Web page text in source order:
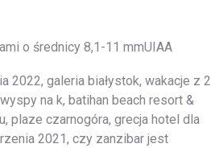
o średnicy 8,1-11 mmUIAA
2022, galeria białystok, wakacje z 2
na k, batihan beach resort &
plaze czarnogóra, grecja hotel dla
2021, czy zanzibar jest